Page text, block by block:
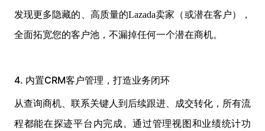
发现更多隐藏的、高质量的Lazada卖家（或潜在客户），
全面拓宽您的客户池，不漏掉任何一个潜在商机。
4. 内置CRM客户管理，打造业务闭环
从查询商机、联系关键人到后续跟进、成交转化，所有流
程都能在探迹平台内完成。通过管理视图和业绩统计功